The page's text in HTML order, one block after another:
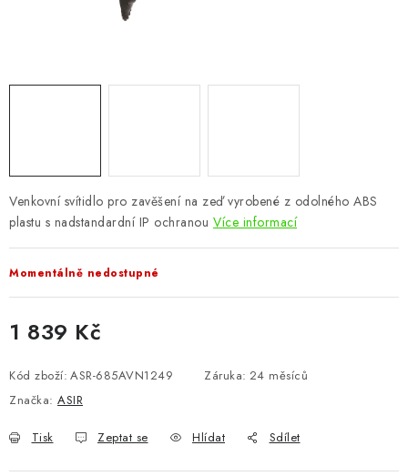
OSTATNÍ
VÝPRODEJ
Vše o nákupu Info
Reklamace a odstoupení od smlouvy
Venkovní svítidlo pro zavěšení na zeď vyrobené z odolného ABS
plastu s nadstandardní IP ochranou Více informací
Momentálně nedostupné
1 839 Kč
Kód zboží: ASR-685AVN1249 Záruka: 24 měsíců
Značka: ASIR
Tisk Zeptat se Hlídat Sdílet